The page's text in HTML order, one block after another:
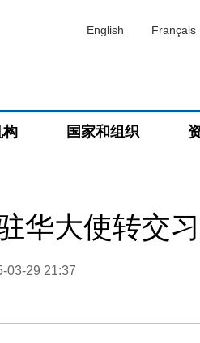
English Français
构 国家和组织
华大使转交
03-29 21:37